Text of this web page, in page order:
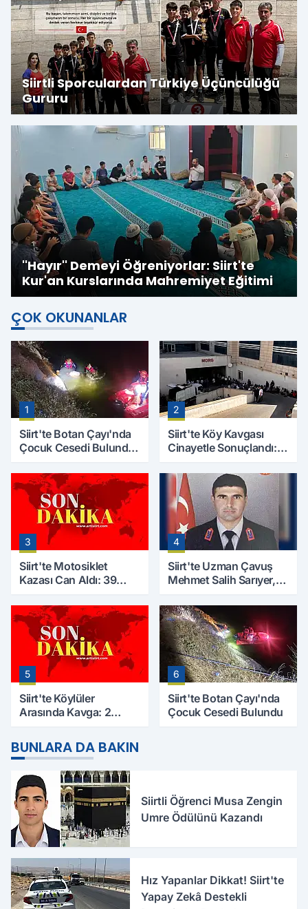
Siirtli Sporculardan Türkiye Üçüncülüğü
Gururu
''Hayır'' Demeyi Öğreniyorlar: Siirt'te
Kur'an Kurslarında Mahremiyet Eğitimi
ÇOK OKUNANLAR
1
Siirt'te Botan Çayı'nda
Çocuk Cesedi Bulundu:
Çalışmaları Başlıyor
2
Siirt'te Köy Kavgası
Cinayetle Sonuçlandı:
Kaybetti
3
Siirt'te Motosiklet
Kazası Can Aldı: 39
Hayatını Kaybetti
4
Siirt'te Uzman Çavuş
Mehmet Salih Sarıyer,
5
Siirt'te Köylüler
Arasında Kavga: 2
Ağır
6
Siirt'te Botan Çayı'nda
Çocuk Cesedi Bulundu
BUNLARA DA BAKIN
Siirtli Öğrenci Musa Zengin
Umre Ödülünü Kazandı
Hız Yapanlar Dikkat! Siirt'te
Yapay Zekâ Destekli